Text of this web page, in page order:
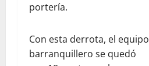
portería.
Con esta derrota, el equipo
barranquillero se quedó